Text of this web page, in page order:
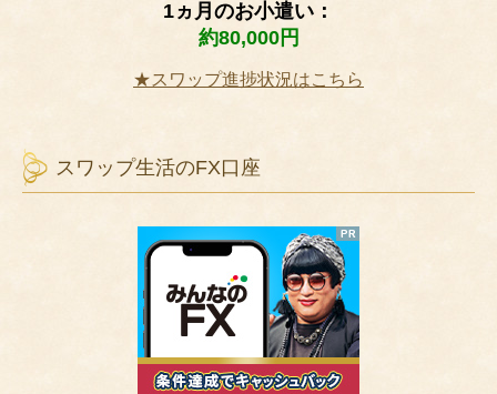
1ヵ月のお小遣い：
約80,000円
★スワップ進捗状況はこちら
スワップ生活のFX口座